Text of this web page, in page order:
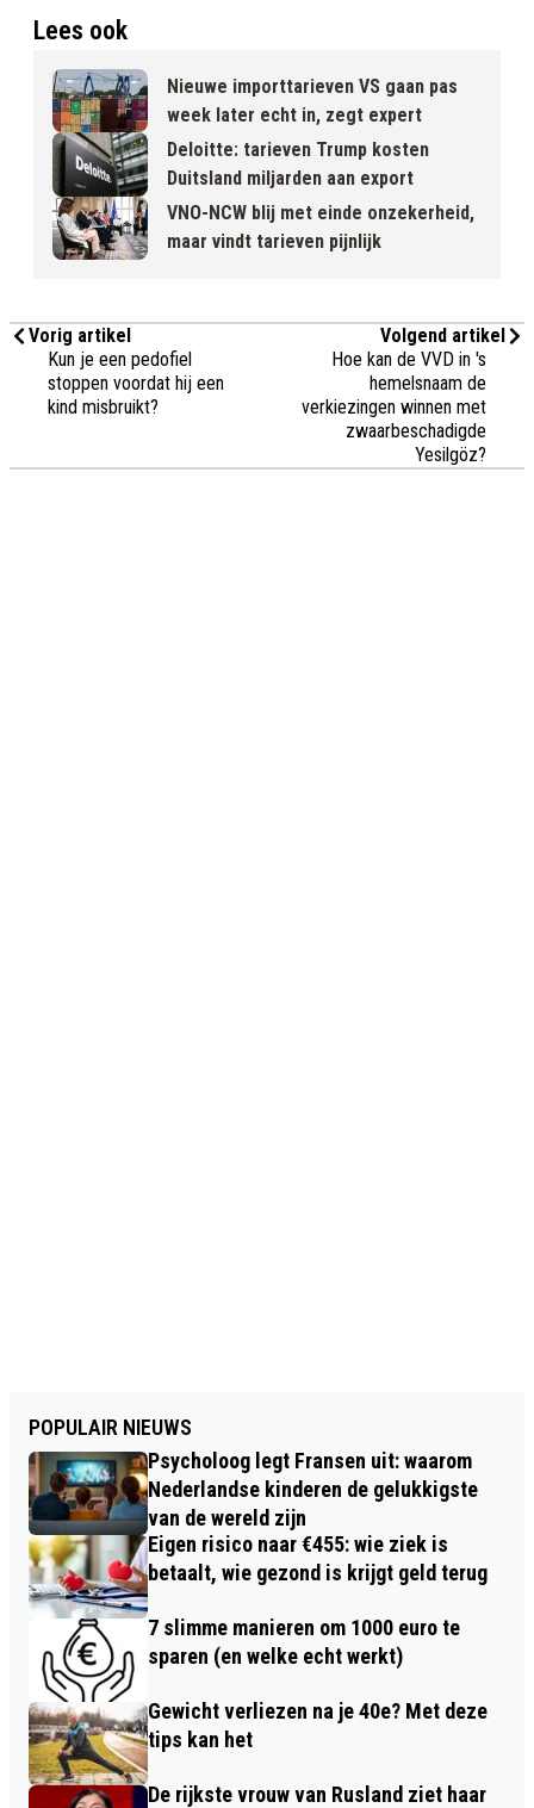
Lees ook
Nieuwe importtarieven VS gaan pas
week later echt in, zegt expert
Deloitte: tarieven Trump kosten
Duitsland miljarden aan export
VNO-NCW blij met einde onzekerheid,
maar vindt tarieven pijnlijk
Vorig artikel
Kun je een pedofiel
stoppen voordat hij een
kind misbruikt?
Volgend artikel
Hoe kan de VVD in 's
hemelsnaam de
verkiezingen winnen met
zwaarbeschadigde
Yesilgöz?
POPULAIR NIEUWS
Psycholoog legt Fransen uit: waarom
Nederlandse kinderen de gelukkigste
van de wereld zijn
Eigen risico naar €455: wie ziek is
betaalt, wie gezond is krijgt geld terug
7 slimme manieren om 1000 euro te
sparen (en welke echt werkt)
Gewicht verliezen na je 40e? Met deze
tips kan het
De rijkste vrouw van Rusland ziet haar